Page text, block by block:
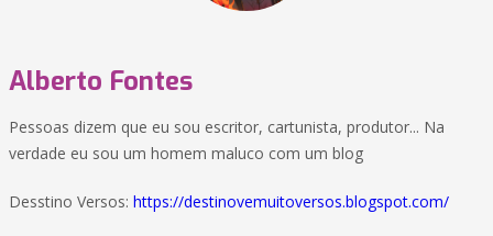
Alberto Fontes
Pessoas dizem que eu sou escritor, cartunista, produtor... Na
verdade eu sou um homem maluco com um blog
Desstino Versos: https://destinovemuitoversos.blogspot.com/